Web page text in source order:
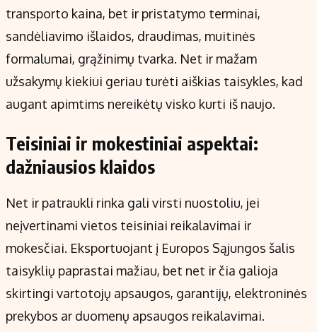
transporto kaina, bet ir pristatymo terminai,
sandėliavimo išlaidos, draudimas, muitinės
formalumai, grąžinimų tvarka. Net ir mažam
užsakymų kiekiui geriau turėti aiškias taisykles, kad
augant apimtims nereikėtų visko kurti iš naujo.
Teisiniai ir mokestiniai aspektai:
dažniausios klaidos
Net ir patraukli rinka gali virsti nuostoliu, jei
neįvertinami vietos teisiniai reikalavimai ir
mokesčiai. Eksportuojant į Europos Sąjungos šalis
taisyklių paprastai mažiau, bet net ir čia galioja
skirtingi vartotojų apsaugos, garantijų, elektroninės
prekybos ar duomenų apsaugos reikalavimai.